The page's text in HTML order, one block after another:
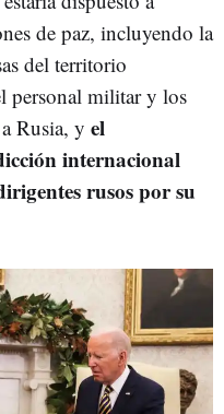
de paz, incluyendo la
del territorio
personal militar y los
Rusia, y el
internacional
rusos por su